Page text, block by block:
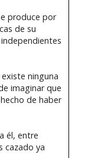
produce por
de su
ninguna
imaginar que
de haber
él, entre
cazado ya